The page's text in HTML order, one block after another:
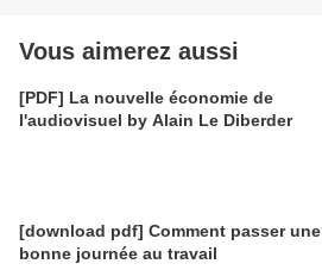
Vous aimerez aussi
[PDF] La nouvelle économie de
l'audiovisuel by Alain Le Diberder
[download pdf] Comment passer une
bonne journée au travail